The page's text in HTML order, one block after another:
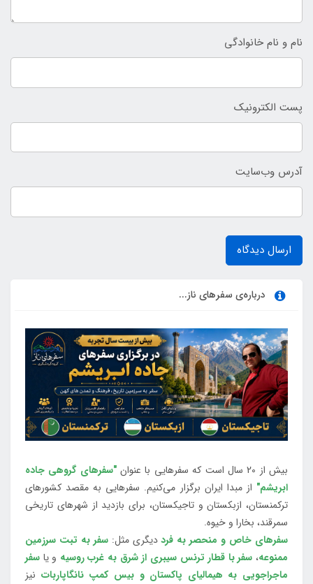
نام و نام خانوادگی
پست الکترونیک
آدرس وب‌سایت
ارسال دیدگاه
درباره‌ی سفرهای ناز...
بیش از 20 سال است که سفرهایی با عنوان
"سفرهای گروهی جاده
ابریشم" از مبدا ایران برگزار می‌کنیم. سفرهایی به مقصد کشورهای
ترکمنستان، ازبکستان و تاجیکستان، برای بازدید از شهرهای تاریخی
سمرقند، بخارا و خیوه.
سفرهای خاص و منحصر به فرددیگری مثل:سفر به تبت سرزمین
ممنوعه، سفر با قطار ترنس سیبری از شرق به غرب روسیه و یا سفر
ماجراجویی به هیمالیای پاکستان و بیس کمپ نانگاپاربات نیز